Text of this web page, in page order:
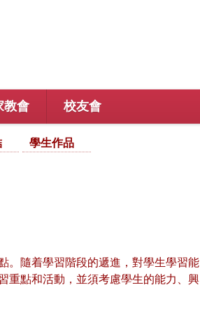
教會 校友會
學生作品
。隨着學習階段的遞進，對學生學習能
重點和活動，並須考慮學生的能力、興